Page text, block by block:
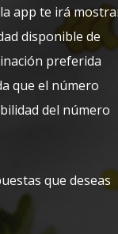
app te irá
disponible de
preferida
que el número
del número
que deseas